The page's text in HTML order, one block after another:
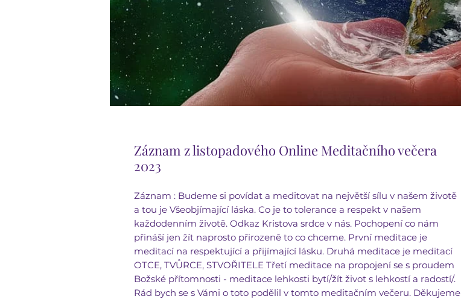
Záznam z listopadového Online Meditačního večera
2023
Záznam : Budeme si povídat a meditovat na největší sílu v našem životě
a tou je Všeobjímající láska. Co je to tolerance a respekt v našem
každodenním životě. Odkaz Kristova srdce v nás. Pochopení co nám
přináší jen žít naprosto přirozeně to co chceme. První meditace je
meditací na respektující a přijímající lásku. Druhá meditace je meditací
OTCE, TVŮRCE, STVOŘITELE Třetí meditace na propojení se s proudem
Božské přítomnosti - meditace lehkosti bytí/žít život s lehkostí a radostí/.
Rád bych se s Vámi o toto podělil v tomto meditačním večeru. Děkujeme